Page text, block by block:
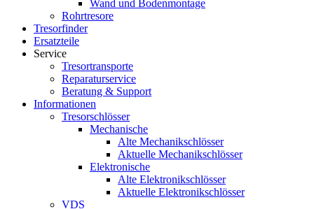
Wand und Bodenmontage
Rohrtresore
Tresorfinder
Ersatzteile
Service
Tresortransporte
Reparaturservice
Beratung & Support
Informationen
Tresorschlösser
Mechanische
Alte Mechanikschlösser
Aktuelle Mechanikschlösser
Elektronische
Alte Elektronikschlösser
Aktuelle Elektronikschlösser
VDS